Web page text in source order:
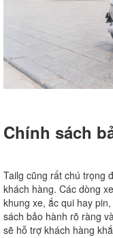
Chính sách
Tailg cũng rất chú trọng
khách hàng. Các dòng
khung xe, ắc qui hay
sách bảo hành rõ ràng
sẽ hỗ trợ khách hàng